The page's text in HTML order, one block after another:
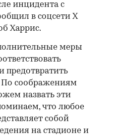
инцидента с
в соцсети Х
Харрис.
меры
предотвратить
соображениям
назвать эти
что любое
собой
на стадионе и